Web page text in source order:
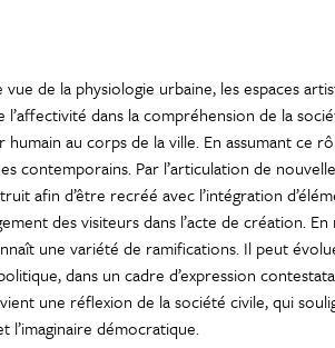
de la physiologie urbaine, les espaces
dans la compréhension de la
au corps de la ville. En assumant ce
contemporains. Par l’articulation de
afin d’être recréé avec l’intégration
des visiteurs dans l’acte de création.
une variété de ramifications. Il peut
dans un cadre d’expression
une réflexion de la société civile, qui
l’imaginaire démocratique.